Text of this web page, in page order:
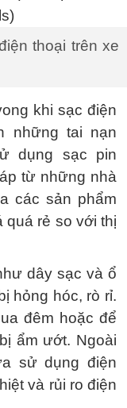
thoại trên xe
khi sạc điện
những tai nạn
dụng sạc pin
từ những nhà
các sản phẩm
quá rẻ so với thị
dây sạc và ổ
hỏng hóc, rò rỉ.
đêm hoặc để
ẩm ướt. Ngoài
sử dụng điện
và rủi ro điện